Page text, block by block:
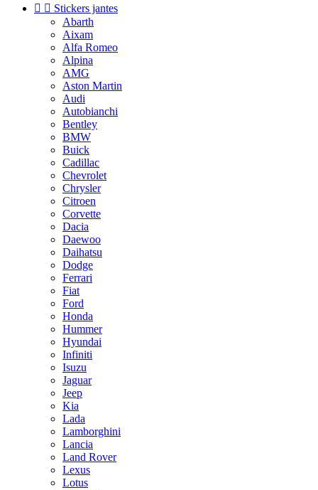
  Stickers jantes
Abarth
Aixam
Alfa Romeo
Alpina
AMG
Aston Martin
Audi
Autobianchi
Bentley
BMW
Buick
Cadillac
Chevrolet
Chrysler
Citroen
Corvette
Dacia
Daewoo
Daihatsu
Dodge
Ferrari
Fiat
Ford
Honda
Hummer
Hyundai
Infiniti
Isuzu
Jaguar
Jeep
Kia
Lada
Lamborghini
Lancia
Land Rover
Lexus
Lotus